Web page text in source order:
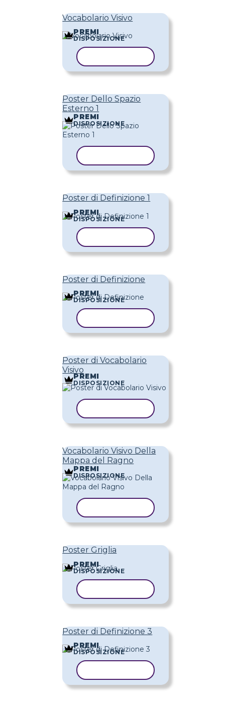
Vocabolario Visivo
PREMI
DISPOSIZIONE
Poster Dello Spazio
Esterno 1
PREMI
DISPOSIZIONE
Poster di Definizione 1
PREMI
DISPOSIZIONE
Poster di Definizione
PREMI
DISPOSIZIONE
Poster di Vocabolario
Visivo
PREMI
DISPOSIZIONE
Vocabolario Visivo Della
Mappa del Ragno
PREMI
DISPOSIZIONE
Poster Griglia
PREMI
DISPOSIZIONE
Poster di Definizione 3
PREMI
DISPOSIZIONE